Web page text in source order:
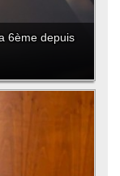
6ème depuis